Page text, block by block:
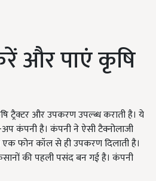
और पाएं कृषि
ट्रैक्टर और उपकरण उपल्ब्ध कराती है। ये
अप कंपनी है। कंपनी ने ऐसी टैक्नोलाजी
फोन कॉल से ही उपकरण दिलाती है।
की पहली पसंद बन गई है। कंपनी